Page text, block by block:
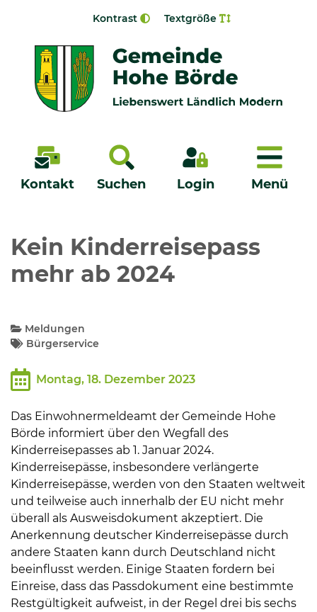
Kontrast Textgröße
Kontakt Suchen Login Menü
Menü
Bürgerservice - Onlinedienste
Wirtschaft, Bauen, Verkehr
Tourismus, Freizeit, Dorfleben
Ehrenamt und Engagement
Kein Kinderreisepass
mehr ab 2024
Meldungen
Bürgerservice
Montag, 18. Dezember 2023
Das Einwohnermeldeamt der Gemeinde Hohe
Börde informiert über den Wegfall des
Kinderreisepasses ab 1. Januar 2024.
Kinderreisepässe, insbesondere verlängerte
Kinderreisepässe, werden von den Staaten weltweit
und teilweise auch innerhalb der EU nicht mehr
überall als Ausweisdokument akzeptiert. Die
Anerkennung deutscher Kinderreisepässe durch
andere Staaten kann durch Deutschland nicht
beeinflusst werden. Einige Staaten fordern bei
Einreise, dass das Passdokument eine bestimmte
Restgültigkeit aufweist, in der Regel drei bis sechs